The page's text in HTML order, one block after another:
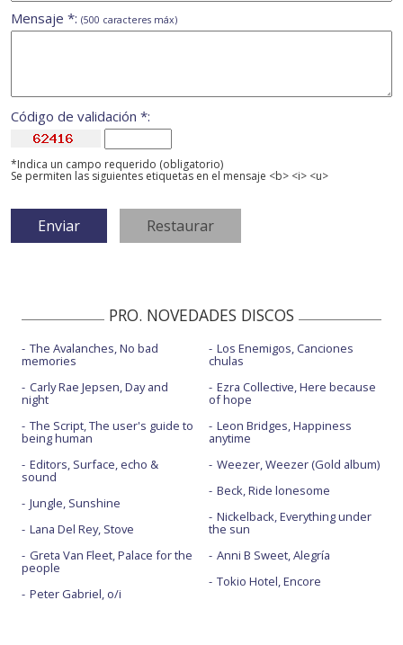
Mensaje *: (500 caracteres máx)
Código de validación *:
*Indica un campo requerido (obligatorio)
Se permiten las siguientes etiquetas en el mensaje <b> <i> <u>
PRO. NOVEDADES DISCOS
The Avalanches, No bad
memories
Carly Rae Jepsen, Day and
night
The Script, The user's guide to
being human
Editors, Surface, echo &
sound
Jungle, Sunshine
Lana Del Rey, Stove
Greta Van Fleet, Palace for the
people
Peter Gabriel, o/i
Los Enemigos, Canciones
chulas
Ezra Collective, Here because
of hope
Leon Bridges, Happiness
anytime
Weezer, Weezer (Gold album)
Beck, Ride lonesome
Nickelback, Everything under
the sun
Anni B Sweet, Alegría
Tokio Hotel, Encore